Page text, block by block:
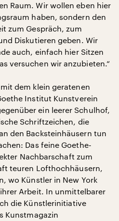
Raum. Wir wollen eben hier
haben, sondern den
zum Gespräch, zum
Diskutieren geben. Wir
auch, einfach hier Sitzen
versuchen wir anzubieten.“
dem klein geratenen
Institut Kunstverein
ein leerer Schulhof,
Schriftzeichen, die
den Backsteinhäusern tun
Das feine Goethe-
Nachbarschaft zum
teuren Lofthochhäusern,
wo Künstler in New York
Arbeit. In unmittelbarer
die Künstlerinitiative
Kunstmagazin